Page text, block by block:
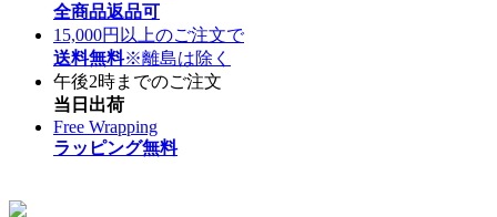
全商品返品可
15,000円以上のご注文で
送料無料※離島は除く
午後2時までのご注文
当日出荷
Free Wrapping
ラッピング無料